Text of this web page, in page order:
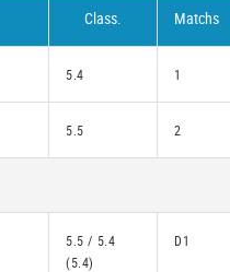
Class. Matchs
5.4 1
5.5 2
5.5 / 5.4
(5.4)
D1